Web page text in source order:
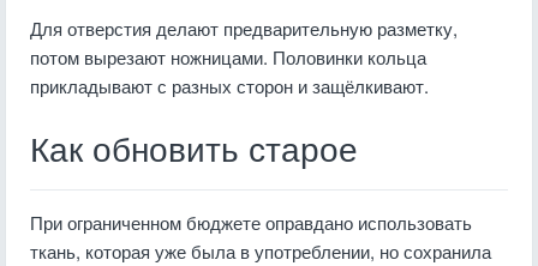
Для отверстия делают предварительную разметку,
потом вырезают ножницами. Половинки кольца
прикладывают с разных сторон и защёлкивают.
Как обновить старое
При ограниченном бюджете оправдано использовать
ткань, которая уже была в употреблении, но сохранила